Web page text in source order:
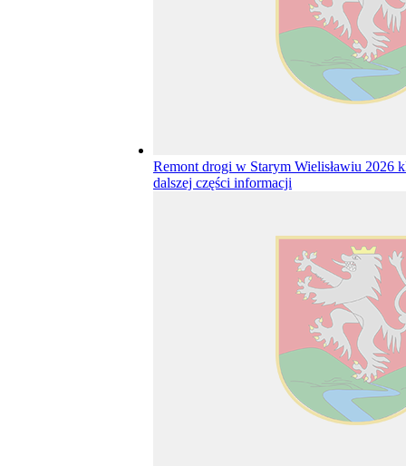
Remont drogi w Starym Wielisławiu 2026
dalszej części informacji